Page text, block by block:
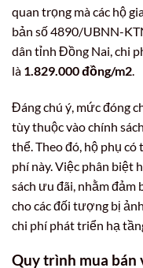
quan trọng mà các hộ
bản số 4890/UBNN-
dân tỉnh Đồng Nai, chi
là 1.829.000 đồng/m2
Đáng chú ý, mức đóng
tùy thuộc vào chính
thể. Theo đó, hộ phụ có
phí này. Việc phân biệt
sách ưu đãi, nhằm đảm
cho các đối tượng bị
chi phí phát triển hạ
Quy trình mua